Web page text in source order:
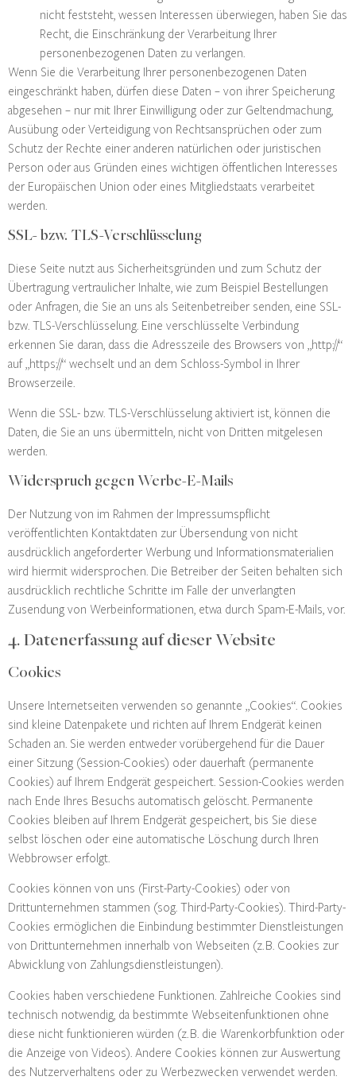
nicht feststeht, wessen Interessen überwiegen, haben Sie das
Recht, die Einschränkung der Verarbeitung Ihrer
personenbezogenen Daten zu verlangen.
Wenn Sie die Verarbeitung Ihrer personenbezogenen Daten
eingeschränkt haben, dürfen diese Daten – von ihrer Speicherung
abgesehen – nur mit Ihrer Einwilligung oder zur Geltendmachung,
Ausübung oder Verteidigung von Rechtsansprüchen oder zum
Schutz der Rechte einer anderen natürlichen oder juristischen
Person oder aus Gründen eines wichtigen öffentlichen Interesses
der Europäischen Union oder eines Mitgliedstaats verarbeitet
werden.
SSL- bzw. TLS-Verschlüsselung
Diese Seite nutzt aus Sicherheitsgründen und zum Schutz der
Übertragung vertraulicher Inhalte, wie zum Beispiel Bestellungen
oder Anfragen, die Sie an uns als Seitenbetreiber senden, eine SSL-
bzw. TLS-Verschlüsselung. Eine verschlüsselte Verbindung
erkennen Sie daran, dass die Adresszeile des Browsers von „http://“
auf „https://“ wechselt und an dem Schloss-Symbol in Ihrer
Browserzeile.
Wenn die SSL- bzw. TLS-Verschlüsselung aktiviert ist, können die
Daten, die Sie an uns übermitteln, nicht von Dritten mitgelesen
werden.
Widerspruch gegen Werbe-E-Mails
Der Nutzung von im Rahmen der Impressumspflicht
veröffentlichten Kontaktdaten zur Übersendung von nicht
ausdrücklich angeforderter Werbung und Informationsmaterialien
wird hiermit widersprochen. Die Betreiber der Seiten behalten sich
ausdrücklich rechtliche Schritte im Falle der unverlangten
Zusendung von Werbeinformationen, etwa durch Spam-E-Mails, vor.
4. Datenerfassung auf dieser Website
Cookies
Unsere Internetseiten verwenden so genannte „Cookies“. Cookies
sind kleine Datenpakete und richten auf Ihrem Endgerät keinen
Schaden an. Sie werden entweder vorübergehend für die Dauer
einer Sitzung (Session-Cookies) oder dauerhaft (permanente
Cookies) auf Ihrem Endgerät gespeichert. Session-Cookies werden
nach Ende Ihres Besuchs automatisch gelöscht. Permanente
Cookies bleiben auf Ihrem Endgerät gespeichert, bis Sie diese
selbst löschen oder eine automatische Löschung durch Ihren
Webbrowser erfolgt.
Cookies können von uns (First-Party-Cookies) oder von
Drittunternehmen stammen (sog. Third-Party-Cookies). Third-Party-
Cookies ermöglichen die Einbindung bestimmter Dienstleistungen
von Drittunternehmen innerhalb von Webseiten (z. B. Cookies zur
Abwicklung von Zahlungsdienstleistungen).
Cookies haben verschiedene Funktionen. Zahlreiche Cookies sind
technisch notwendig, da bestimmte Webseitenfunktionen ohne
diese nicht funktionieren würden (z. B. die Warenkorbfunktion oder
die Anzeige von Videos). Andere Cookies können zur Auswertung
des Nutzerverhaltens oder zu Werbezwecken verwendet werden.